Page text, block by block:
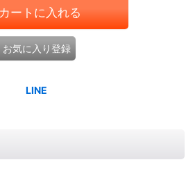
ートに入れる
お気に入り登録